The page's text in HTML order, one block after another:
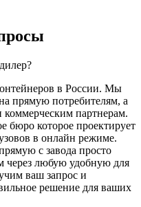
в России. Мы
прямую потребителям, а
коммерческим партнерам.
бюро которое проектирует
в онлайн режиме.
с завода просто
через любую удобную для
ваш запрос и
решение для ваших